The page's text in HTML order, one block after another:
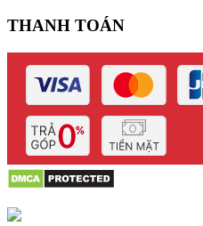
THANH TOÁN